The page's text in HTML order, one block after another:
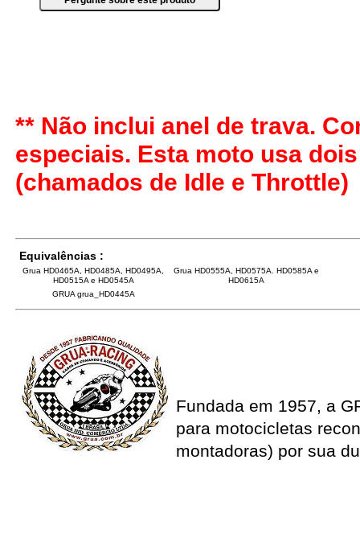
** Não inclui anel de trava.
especiais. Esta moto usa
(chamados de Idle e Throttle)
Equivalências :
Grua HD0465A, HD0485A, HD0495A,
HD0515A e HD0545A
Grua HD0555A, HD0575A. HD0585A e
HD0615A
GRUA grua_HD0445A
Fundada em 1957, a
para motocicletas
montadoras) por sua